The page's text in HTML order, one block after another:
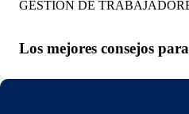
GESTIÓN DE
Los mejores consejos